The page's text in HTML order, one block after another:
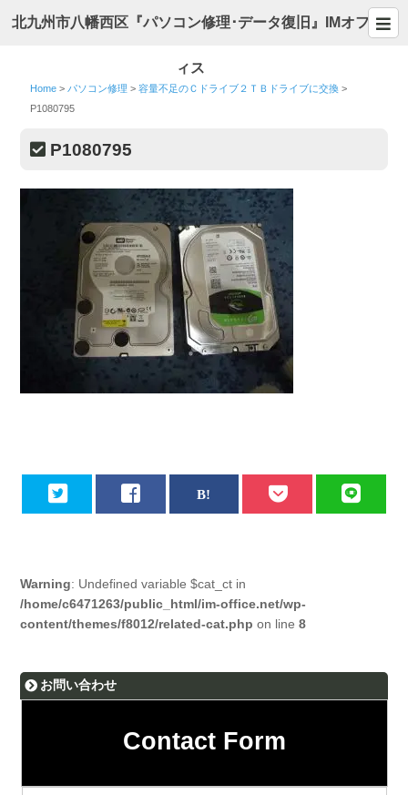
北九州市八幡西区『パソコン修理･データ復旧』IMオフ
ィス
Home > パソコン修理 >容量不足のＣドライブ２ＴＢドライブに交換 >
P1080795
P1080795
Warning: Undefined variable $cat_ct in
/home/c6471263/public_html/im-office.net/wp-
content/themes/f8012/related-cat.php on line8
お問い合わせ
Contact Form